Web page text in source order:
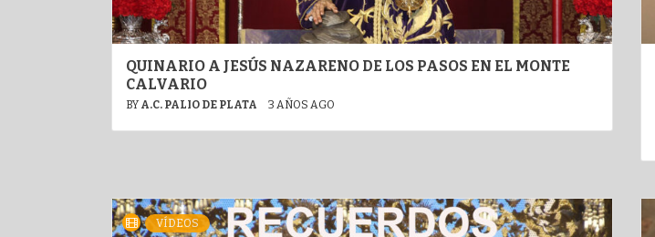
QUINARIO A JESÚS NAZARENO DE LOS PASOS EN EL MONTE
CALVARIO
BY A.C. PALIO DE PLATA 3 AÑOS AGO
VÍDEOS